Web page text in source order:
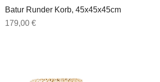
Batur Runder Korb, 45x45x45cm
Preis
179,00 €